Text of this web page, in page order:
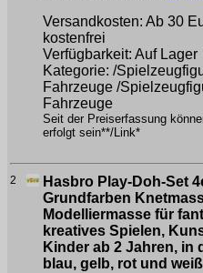
Versandkosten: Ab 30
kostenfrei
Verfügbarkeit: Auf Lager
Kategorie: /
Fahrzeuge /
Fahrzeuge
Seit der Preiserfassung
erfolgt sein**/Link*
2
Hasbro Play-Doh-Set
Grundfarben
Modelliermasse für
kreatives Spielen,
Kinder ab 2 Jahren, in
blau, gelb, rot und weiß